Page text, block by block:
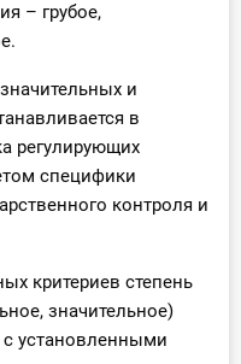
– грубое,
и
в
регулирующих
специфики
контроля и
критериев степень
значительное)
с установленными